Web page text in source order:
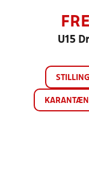
U15
STILLING